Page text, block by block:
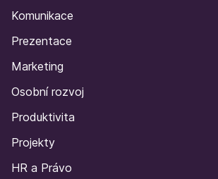
Komunikace
Prezentace
Marketing
Osobní rozvoj
Produktivita
Projekty
HR a Právo